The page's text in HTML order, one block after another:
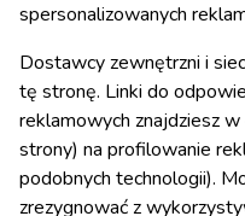
spersonalizowanych
Dostawcy zewnętrzni i
tę stronę. Linki do
reklamowych znajdziesz
strony) na profilowanie
podobnych technologii).
zrezygnować z